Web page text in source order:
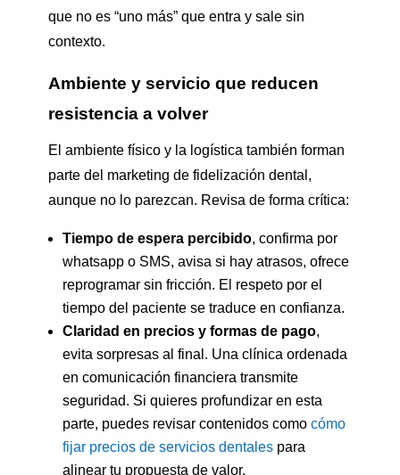
que no es “uno más” que entra y sale sin
contexto.
Ambiente y servicio que reducen
resistencia a volver
El ambiente físico y la logística también forman
parte del marketing de fidelización dental,
aunque no lo parezcan. Revisa de forma crítica:
Tiempo de espera percibido, confirma por
whatsapp o SMS, avisa si hay atrasos, ofrece
reprogramar sin fricción. El respeto por el
tiempo del paciente se traduce en confianza.
Claridad en precios y formas de pago,
evita sorpresas al final. Una clínica ordenada
en comunicación financiera transmite
seguridad. Si quieres profundizar en esta
parte, puedes revisar contenidos como cómo
fijar precios de servicios dentalespara
alinear tu propuesta de valor.